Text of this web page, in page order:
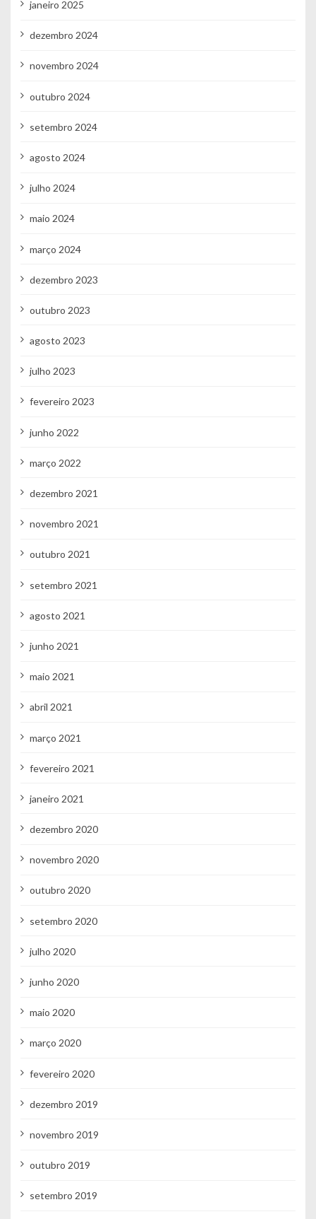
janeiro 2025
dezembro 2024
novembro 2024
outubro 2024
setembro 2024
agosto 2024
julho 2024
maio 2024
março 2024
dezembro 2023
outubro 2023
agosto 2023
julho 2023
fevereiro 2023
junho 2022
março 2022
dezembro 2021
novembro 2021
outubro 2021
setembro 2021
agosto 2021
junho 2021
maio 2021
abril 2021
março 2021
fevereiro 2021
janeiro 2021
dezembro 2020
novembro 2020
outubro 2020
setembro 2020
julho 2020
junho 2020
maio 2020
março 2020
fevereiro 2020
dezembro 2019
novembro 2019
outubro 2019
setembro 2019